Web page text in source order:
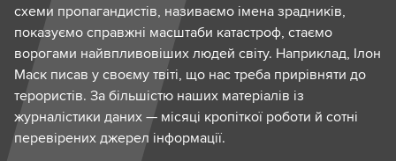
схеми пропагандистів, називаємо імена зрадників,
показуємо справжні масштаби катастроф, стаємо
ворогами найвпливовіших людей світу. Наприклад, Ілон
Маск писав у своєму твіті, що нас треба прирівняти до
терористів. За більшістю наших матеріалів із
журналістики даних — місяці кропіткої роботи й сотні
перевірених джерел інформації.